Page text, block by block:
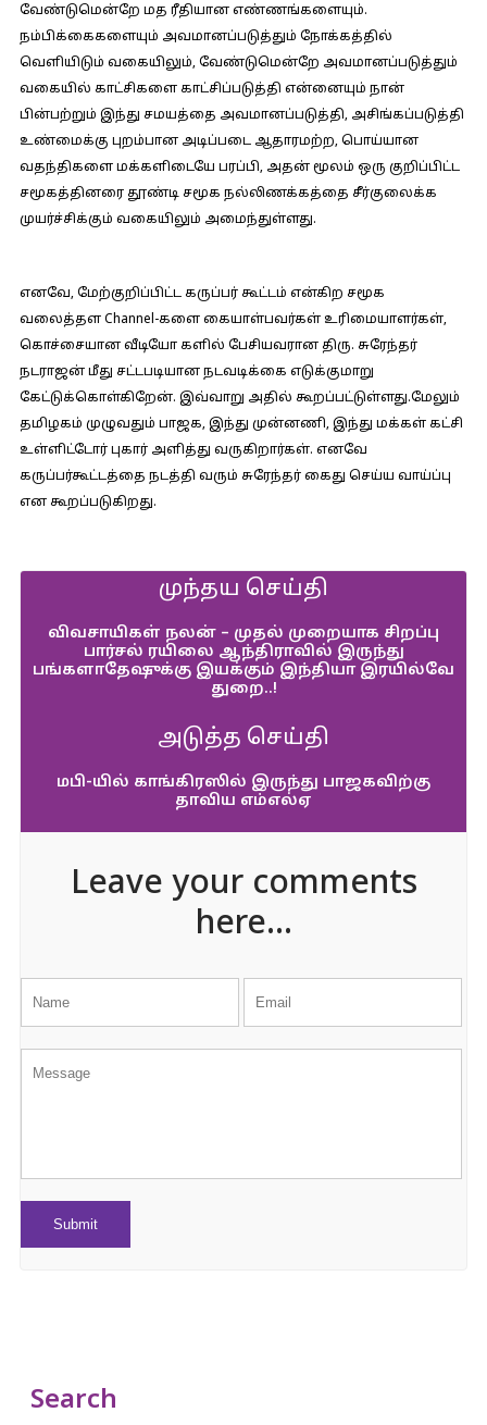
வேண்டுமென்றே மத ரீதியான எண்ணங்களையும்.
நம்பிக்கைகளையும் அவமானப்படுத்தும் நோக்கத்தில்
வெளியிடும் வகையிலும், வேண்டுமென்றே அவமானப்படுத்தும்
வகையில் காட்சிகளை காட்சிப்படுத்தி என்னையும் நான்
பின்பற்றும் இந்து சமயத்தை அவமானப்படுத்தி, அசிங்கப்படுத்தி
உண்மைக்கு புறம்பான அடிப்படை ஆதாரமற்ற, பொய்யான
வதந்திகளை மக்களிடையே பரப்பி, அதன் மூலம் ஒரு குறிப்பிட்ட
சமூகத்தினரை தூண்டி சமூக நல்லிணக்கத்தை சீர்குலைக்க
முயர்ச்சிக்கும் வகையிலும் அமைந்துள்ளது.
எனவே, மேற்குறிப்பிட்ட கருப்பர் கூட்டம் என்கிற சமூக
வலைத்தள Channel-களை கையாள்பவர்கள் உரிமையாளர்கள்,
கொச்சையான வீடியோ களில் பேசியவரான திரு. சுரேந்தர்
நடராஜன் மீது சட்டபடியான நடவடிக்கை எடுக்குமாறு
கேட்டுக்கொள்கிறேன். இவ்வாறு அதில் கூறப்பட்டுள்ளது.மேலும்
தமிழகம் முழுவதும் பாஜக, இந்து முன்னணி, இந்து மக்கள் கட்சி
உள்ளிட்டோர் புகார் அளித்து வருகிறார்கள். எனவே
கருப்பர்கூட்டத்தை நடத்தி வரும் சுரேந்தர் கைது செய்ய வாய்ப்பு
என கூறப்படுகிறது.
முந்தய செய்தி
விவசாயிகள் நலன் – முதல் முறையாக சிறப்பு
பார்சல் ரயிலை ஆந்திராவில் இருந்து
பங்களாதேஷுக்கு இயக்கும் இந்தியா இரயில்வே
துறை..!
அடுத்த செய்தி
மபி-யில் காங்கிரஸில் இருந்து பாஜகவிற்கு
தாவிய எம்எல்ஏ
Leave your comments
here...
Search